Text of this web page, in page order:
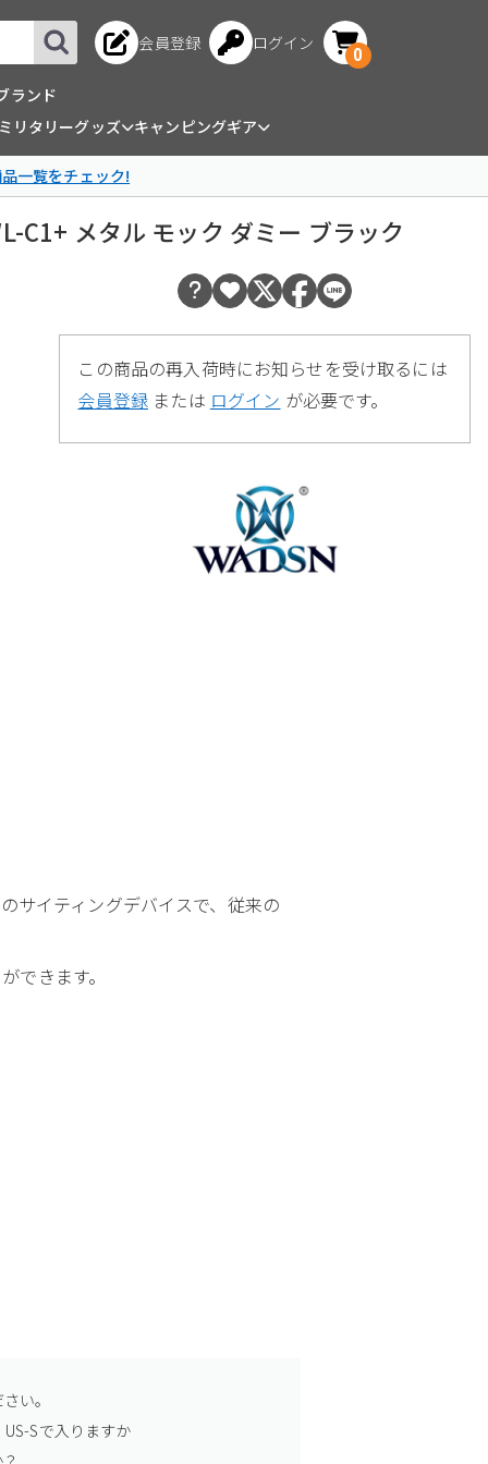
会員登録 ログイン
0
ランド
リタリーグッズ
キャンピングギア
一覧をチェック!
C1+ メタル モック ダミー ブラック
この商品の再入荷時にお知らせを受け取るには
会員登録 または ログイン が必要です。
サイティングデバイスで、従来の
できます。
い。
Sで入りますか